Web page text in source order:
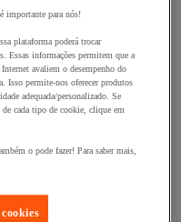
reuniões
importante para nós!
plataforma poderá trocar
Essas informações permitem que a
avaliem o desempenho do
Isso permite-nos oferecer produtos
adequada/personalizado. Se
de cada tipo de cookie, clique em
o pode fazer! Para saber mais,